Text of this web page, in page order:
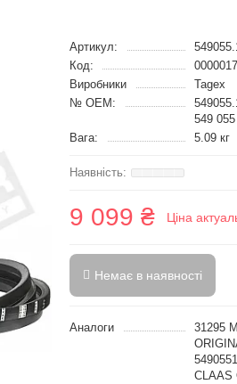
Артикул:
Код:
Виробники
Tagex
№ OEM:
549
Вага:
5.09 кг
9 099 ₴ Ціна
Немає в наявності
Аналоги
31295
CLAAS